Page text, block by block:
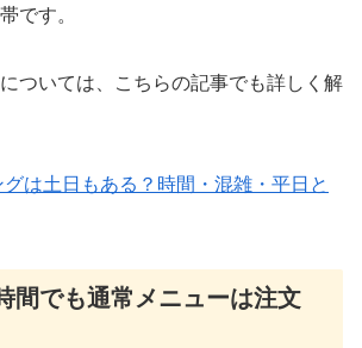
です。
ついては、こちらの記事でも詳しく解
は土日もある？時間・混雑・平日と
間でも通常メニューは注文